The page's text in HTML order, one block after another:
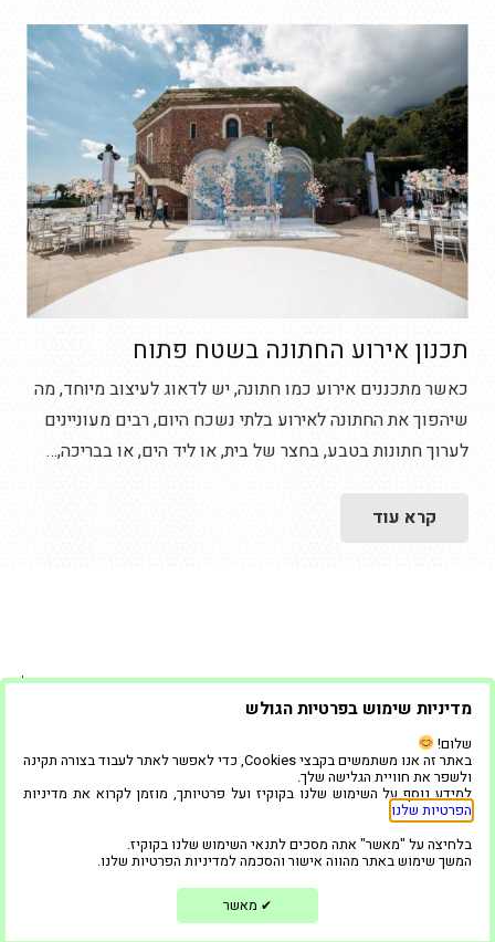
תכנון אירוע החתונה בשטח פתוח
כאשר מתכננים אירוע כמו חתונה, יש לדאוג לעיצוב מיוחד, מה
שיהפוך את החתונה לאירוע בלתי נשכח היום, רבים מעוניינים
לערוך חתונות בטבע, בחצר של בית, או ליד הים, או בבריכה,…
קרא עוד
שמרו על קשר
התקשרו:077-996-6277
מדיניות שימוש בפרטיות הגולש
שלום!
באתר זה אנו משתמשים בקבצי Cookies, כדי לאפשר לאתר לעבוד בצורה תקינה
ולשפר את חוויית הגלישה שלך.
למידע נוסף על השימוש שלנו בקוקיז ועל פרטיותך, מוזמן לקרוא את מדיניות
הפרטיות שלנו
בלחיצה על "מאשר" אתה מסכים לתנאי השימוש שלנו בקוקיז.
המשך שימוש באתר מהווה אישור והסכמה למדיניות הפרטיות שלנו.
✔ מאשר